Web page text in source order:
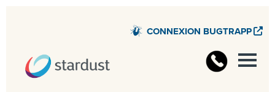
CONNEXION BUGTRAPP